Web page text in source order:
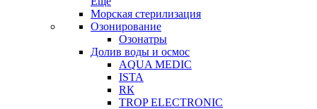
Морская стерилизация
Озонирование
Озонатры
Долив воды и осмос
AQUA MEDIC
ISTA
RК
TROP ELECTRONIC